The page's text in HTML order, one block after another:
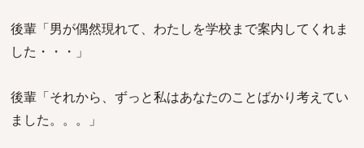
後輩「男が偶然現れて、わたしを学校まで案内してくれま
した・・・」
後輩「それから、ずっと私はあなたのことばかり考えてい
ました。。。」